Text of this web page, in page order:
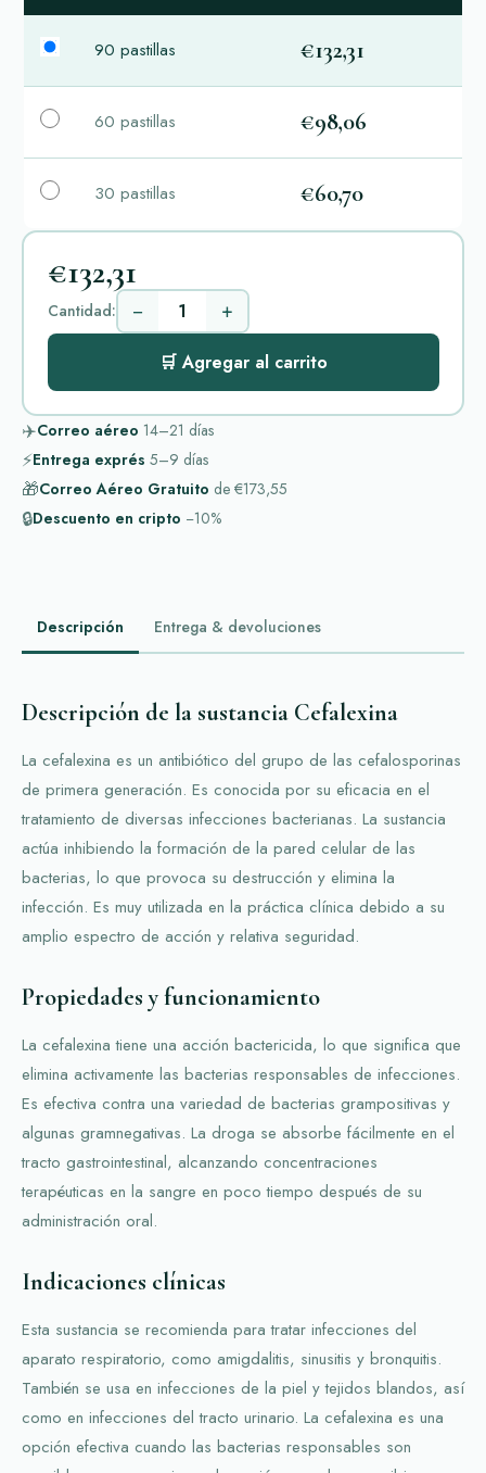
90 pastillas €132,31
60 pastillas €98,06
30 pastillas €60,70
€132,31
Cantidad: − +
🛒 Agregar al carrito
✈️Correo aéreo 14–21 días
⚡Entrega exprés 5–9 días
🎁Correo Aéreo Gratuito de €173,55
🔒Descuento en cripto −10%
Descripción Entrega & devoluciones
Descripción de la sustancia Cefalexina
La cefalexina es un antibiótico del grupo de las cefalosporinas
de primera generación. Es conocida por su eficacia en el
tratamiento de diversas infecciones bacterianas. La sustancia
actúa inhibiendo la formación de la pared celular de las
bacterias, lo que provoca su destrucción y elimina la
infección. Es muy utilizada en la práctica clínica debido a su
amplio espectro de acción y relativa seguridad.
Propiedades y funcionamiento
La cefalexina tiene una acción bactericida, lo que significa que
elimina activamente las bacterias responsables de infecciones.
Es efectiva contra una variedad de bacterias grampositivas y
algunas gramnegativas. La droga se absorbe fácilmente en el
tracto gastrointestinal, alcanzando concentraciones
terapéuticas en la sangre en poco tiempo después de su
administración oral.
Indicaciones clínicas
Esta sustancia se recomienda para tratar infecciones del
aparato respiratorio, como amigdalitis, sinusitis y bronquitis.
También se usa en infecciones de la piel y tejidos blandos, así
como en infecciones del tracto urinario. La cefalexina es una
opción efectiva cuando las bacterias responsables son